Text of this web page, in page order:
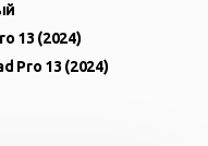
13 (2024)
Pro 13 (2024)